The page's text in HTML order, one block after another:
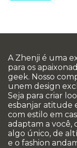
A Zhenji é uma
para os
geek. Nosso
unem design
Seja para criar
esbanjar atitude
com estilo em
adaptam a você,
algo único, de
e o fashion